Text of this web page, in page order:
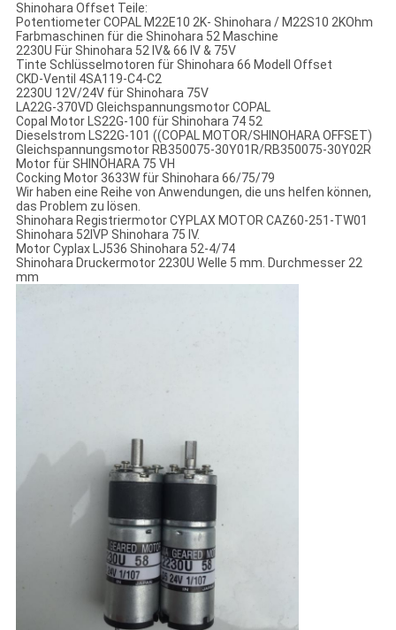
Shinohara Offset Teile:
Potentiometer COPAL M22E10 2K- Shinohara / M22S10 2KOhm
Farbmaschinen für die Shinohara 52 Maschine
2230U Für Shinohara 52 IV& 66 IV & 75V
Tinte Schlüsselmotoren für Shinohara 66 Modell Offset
CKD-Ventil 4SA119-C4-C2
2230U 12V/24V für Shinohara 75V
LA22G-370VD Gleichspannungsmotor COPAL
Copal Motor LS22G-100 für Shinohara 74 52
Dieselstrom LS22G-101 ((COPAL MOTOR/SHINOHARA OFFSET)
Gleichspannungsmotor RB350075-30Y01R/RB350075-30Y02R
Motor für SHINOHARA 75 VH
Cocking Motor 3633W für Shinohara 66/75/79
Wir haben eine Reihe von Anwendungen, die uns helfen können,
das Problem zu lösen.
Shinohara Registriermotor CYPLAX MOTOR CAZ60-251-TW01
Shinohara 52IVP Shinohara 75 IV.
Motor Cyplax LJ536 Shinohara 52-4/74
Shinohara Druckermotor 2230U Welle 5 mm. Durchmesser 22
mm